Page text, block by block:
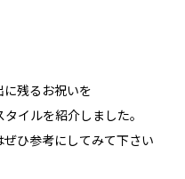
に残るお祝いを
イルを紹介しました。
ひ参考にしてみて下さい